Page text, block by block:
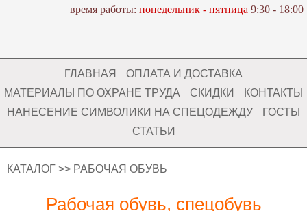
время работы: понедельник - пятница 9:30 - 18:00
ГЛАВНАЯ
ОПЛАТА И ДОСТАВКА
МАТЕРИАЛЫ ПО ОХРАНЕ ТРУДА
СКИДКИ
КОНТАКТЫ
НАНЕСЕНИЕ СИМВОЛИКИ НА СПЕЦОДЕЖДУ
ГОСТЫ
СТАТЬИ
КАТАЛОГ >> РАБОЧАЯ ОБУВЬ
Рабочая обувь, спецобувь